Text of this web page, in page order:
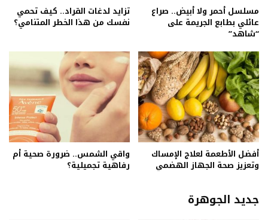
مسلسل أحمر ولا أبيض.. صراع
عائلي بطابع الجريمة على
“شاهد”
تزايد لدغات القراد.. كيف تحمي
نفسك من هذا الخطر المتنامي؟
أفضل الأطعمة لعلاج الإمساك
وتعزيز صحة الجهاز الهضمي
واقي الشمس.. ضرورة صحية أم
رفاهية تجميلية؟
جديد الجوهرة